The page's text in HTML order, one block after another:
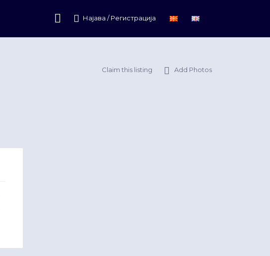
Најава / Регистрација
Claim this listing Add Photos